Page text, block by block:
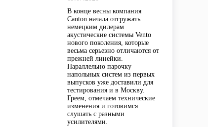
В конце весны компания
Canton начала отгружать
немецким дилерам
акустические системы Vento
нового поколения, которые
весьма серьезно отличаются от
прежней линейки.
Параллельно парочку
напольных систем из первых
выпусков уже доставили для
тестирования и в Москву.
Греем, отмечаем технические
изменения и готовимся
слушать с разными
усилителями.